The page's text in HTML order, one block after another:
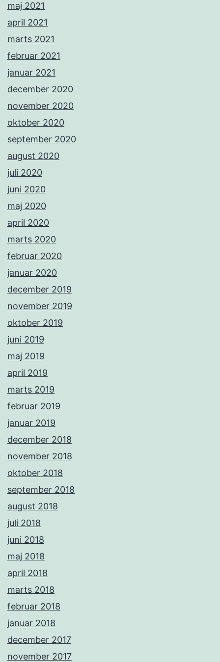
maj 2021
april 2021
marts 2021
februar 2021
januar 2021
december 2020
november 2020
oktober 2020
september 2020
august 2020
juli 2020
juni 2020
maj 2020
april 2020
marts 2020
februar 2020
januar 2020
december 2019
november 2019
oktober 2019
juni 2019
maj 2019
april 2019
marts 2019
februar 2019
januar 2019
december 2018
november 2018
oktober 2018
september 2018
august 2018
juli 2018
juni 2018
maj 2018
april 2018
marts 2018
februar 2018
januar 2018
december 2017
november 2017